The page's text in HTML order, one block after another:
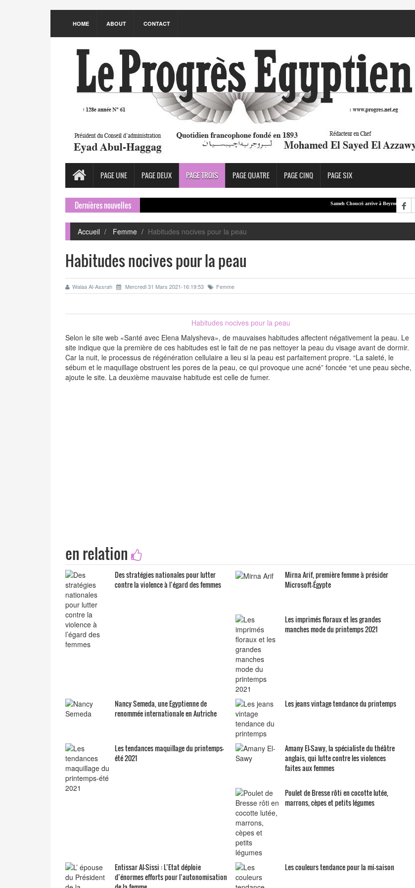
HOME ABOUT CONTACT
PAGE UNE PAGE DEUX PAGE TROIS PAGE QUATRE PAGE CINQ PAGE SIX
Dernières nouvelles Sameh Choucri arrive à Beyrouth
Accueil Femme Habitudes nocives pour la peau
Habitudes nocives pour la peau
Walaa Al-Assrah Mercredi 31 Mars 2021-16:19:53 Femme
Habitudes nocives pour la peau
Selon le site web «Santé avec Elena Malysheva», de mauvaises habitudes affectent négativement la peau. Le
site indique que la première de ces habitudes est le fait de ne pas nettoyer la peau du visage avant de dormir.
Car la nuit, le processus de régénération cellulaire a lieu si la peau est parfaitement propre. “La saleté, le
sébum et le maquillage obstruent les pores de la peau, ce qui provoque une acné” foncée “et une peau sèche,
ajoute le site. La deuxième mauvaise habitude est celle de fumer.
en relation
Des stratégies nationales pour lutter
contre la violence à l’égard des femmes
Mirna Arif, première femme à présider
Microsoft-Égypte
Les imprimés floraux et les grandes
manches mode du printemps 2021
Nancy Semeda, une Egyptienne de
renommée internationale en Autriche
Les jeans vintage tendance du printemps
Les tendances maquillage du printemps-
été 2021
Amany El-Sawy, la spécialiste du théâtre
anglais, qui lutte contre les violences
faites aux femmes
Poulet de Bresse rôti en cocotte lutée,
marrons, cèpes et petits légumes
Entissar Al-Sissi : L’Etat déploie
d’énormes efforts pour l’autonomisation
Les couleurs tendance pour la mi-saison